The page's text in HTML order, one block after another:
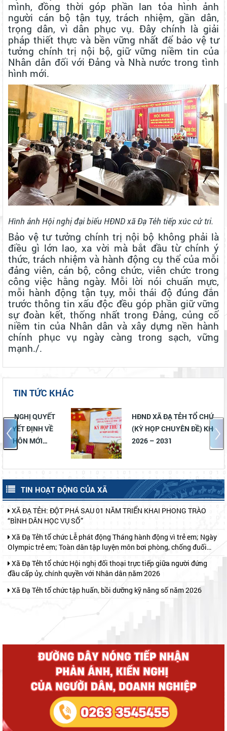
mình, đồng thời góp phần lan tỏa hình ảnh
người cán bộ tận tụy, trách nhiệm, gần dân,
trọng dân, vì dân phục vụ. Đây chính là giải
pháp thiết thực và bền vững nhất để bảo vệ tư
tưởng chính trị nội bộ, giữ vững niềm tin của
Nhân dân đối với Đảng và Nhà nước trong tình
hình mới.
Hình ảnh Hội nghị đại biểu HĐND xã Đạ Tẻh tiếp xúc cử tri.
Bảo vệ tư tưởng chính trị nội bộ không phải là
điều gì lớn lao, xa vời mà bắt đầu từ chính ý
thức, trách nhiệm và hành động cụ thể của mỗi
đảng viên, cán bộ, công chức, viên chức trong
công việc hằng ngày. Mỗi lời nói chuẩn mực,
mỗi hành động tận tụy, mỗi thái độ đúng đắn
trước thông tin xấu độc đều góp phần giữ vững
sự đoàn kết, thống nhất trong Đảng, củng cố
niềm tin của Nhân dân và xây dựng nền hành
chính phục vụ ngày càng trong sạch, vững
mạnh./.
TIN TỨC KHÁC
HĐND XÃ ĐẠ TẺH TỔ CHỨC KỲ HỌP THỨ 4
(KỲ HỌP CHUYÊN ĐỀ) KHÓA II, NHIỆM KỲ
2026 – 2031
TIN HOẠT ĐỘNG CỦA XÃ
ẤM ÁP HOẠT ĐỘNG "ĐỀN ƠN ĐÁP NGHĨA" NHÂN NGÀY 27
THÁNG 7
ĐẢNG ỦY - HĐND - UBND - ỦY BAN MTTQ VIỆT NAM XÃ ĐẠ TẺH
TỔ CHỨC GẶP MẶT, TẶNG QUÀ NGƯỜI CÓ CÔNG NHÂN DỊP KỶ
NIỆM 79 NĂM NGÀY THƯƠNG BINH - LIỆT SĨ
UỐNG NƯỚC NHỚ NGUỒN – ĐỜI ĐỜI GHI NHỚ CÔNG ƠN CÁC
ANH HÙNG LIỆT SĨ
ĐẢNG ỦY CƠ SỞ CÁC CƠ QUAN ĐẢNG XÃ ĐẠ TẺH TỔ CHỨC
THĂM HỎI, TẶNG QUÀ GIA ĐÌNH CHÍNH SÁCH NHÂN KỶ NIỆM 79
NĂM NGÀY THƯƠNG BINH - LIỆT SĨ
ĐOÀN CÔNG TÁC TỈNH LÂM ĐỒNG THĂM, TẶNG QUÀ NGƯỜI CÓ
CÔNG VỚI CÁCH MẠNG NHÂN DỊP KỶ NIỆM 79 NĂM NGÀY
THƯƠNG BINH - LIỆT SĨ (27/7/1947 - 27/7/2026)
UỶ BAN MTTQ VIỆT NAM XÃ ĐẠ TẺH SƠ KẾT CÔNG TÁC MẶT
TRẬN VÀ CÁC TỔ CHỨC CHÍNH TRỊ - XÃ HỘI 6 THÁNG ĐẦU NĂM
2026
XÃ ĐẠ TẺH TRIỂN KHAI CÔNG TÁC BẦU CỬ TRƯỞNG THÔN
NHIỆM KỲ 2026 – 2031, GÓP PHẦN KIỆN TOÀN TỔ CHỨC Ở CƠ
SỞ, NÂNG CAO HIỆU LỰC, HIỆU QUẢ QUẢN LÝ HÀNH CHÍNH
Xã Đạ Tẻh sơ kết công tác kiểm soát thủ tục hành chính, thực hiện
cơ chế một cửa và chính sách BHXH, BHYT 6 tháng đầu năm 2026
và phương hướng nhiệm 6 tháng cuối năm 2026
ĐẠ TẺH TỔ CHỨC LỄ CÔNG BỐ NGHỊ QUYẾT VỀ SẮP XẾP THÔN
VÀ CÁC QUYẾT ĐỊNH VỀ TỔ CHỨC BỘ MÁY, NHÂN SỰ THÔN MỚI
HĐND XÃ ĐẠ TẺH TỔ CHỨC KỲ HỌP THỨ 4 (KỲ HỌP CHUYÊN ĐỀ)
KHÓA II, NHIỆM KỲ 2026 – 2031
Chạm để đồng hàng – chung tay bảo vệ trẻ em trên môi trường
mạng
“Toàn dân chung tay bảo vệ môi trường, vì một Việt Nam xanh -
Các Thôn trên địa bàn xã Đạ Tẻh duy trì công tác ra quân vệ sinh
môi trường vào ngày Chủ nhật tuần đầu của tháng
XÃ ĐẠ TẺH: ĐỘT PHÁ SAU 01 NĂM TRIỂN KHAI PHONG TRÀO
“BÌNH DÂN HỌC VỤ SỐ”
Xã Đạ Tẻh tổ chức Lễ phát động Tháng hành động vì trẻ em; Ngày
Olympic trẻ em; Toàn dân tập luyện môn bơi phòng, chống đuối
nước và Khai mạc hoạt động hè năm 2026
Xã Đạ Tẻh tổ chức Hội nghị đối thoại trực tiếp giữa người đứng
đầu cấp ủy, chính quyền với Nhân dân năm 2026
Xã Đạ Tẻh tổ chức tập huấn, bồi dưỡng kỹ năng số năm 2026
Lãnh đạo xã Đạ Tẻh thăm, chúc mừng Đại lễ Phật đản năm 2026
TỔ CHỨC GẶP MẶT, TẶNG QUÀ NGƯỜI CÓ CÔNG NHÂN DỊP KỶ
NIỆM 79 NĂM NGÀY THƯƠNG BINH - LIỆT SĨ
ANH HÙNG LIỆT SĨ
THĂM HỎI, TẶNG QUÀ GIA ĐÌNH CHÍNH SÁCH NHÂN KỶ NIỆM 79
NĂM NGÀY THƯƠNG BINH - LIỆT SĨ